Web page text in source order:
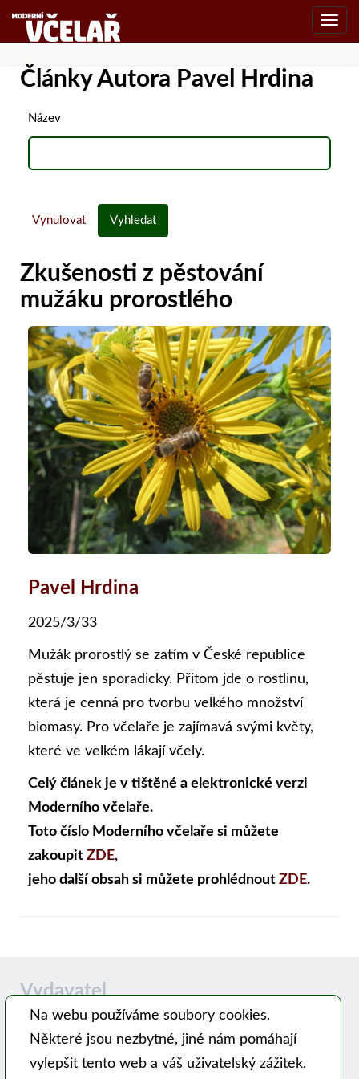
Články Autora Pavel Hrdina
Název
Vynulovat Vyhledat
Zkušenosti z pěstování
mužáku prorostlého
Pavel Hrdina
2025/3/33
Mužák prorostlý se zatím v České republice
pěstuje jen sporadicky. Přitom jde o rostlinu,
která je cenná pro tvorbu velkého množství
biomasy. Pro včelaře je zajímavá svými květy,
které ve velkém lákají včely.
Celý článek je v tištěné a elektronické verzi
Moderního včelaře.
Toto číslo Moderního včelaře si můžete
zakoupit ZDE,
jeho další obsah si můžete prohlédnout ZDE.
Vydavatel
Časopis MODERNÍ VČELAŘ vydává PSNV-CZ:
Pracovní společnost nástavkových včelařů CZ, z. s.
Na webu používáme soubory cookies.
Některé jsou nezbytné, jiné nám pomáhají
vylepšit tento web a váš uživatelský zážitek.